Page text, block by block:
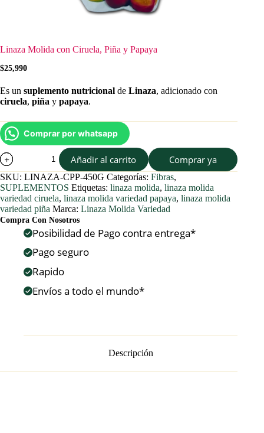
Linaza Molida con Ciruela, Piña y Papaya
$25,990
Es un suplemento nutricional de Linaza, adicionado con
ciruela, piña y papaya.
Comprar por whatsapp
Linaza
Molida
con
Ciruela,
Piña
y
Papaya
cantidad
Añadir al carrito Comprar ya
SKU: LINAZA-CPP-450G Categorías: Fibras,
SUPLEMENTOS Etiquetas: linaza molida, linaza molida
variedad ciruela, linaza molida variedad papaya, linaza molida
variedad piña Marca: Linaza Molida Variedad
Compra Con Nosotros
Posibilidad de Pago contra entrega*
Pago seguro
Rapido
Envíos a todo el mundo*
Descripción